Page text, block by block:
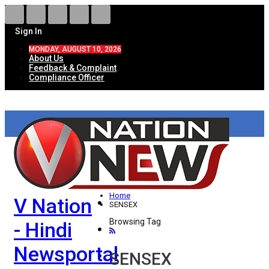
Sign In
MONDAY, AUGUST 10, 2026
About Us
Feedback & Complaint
Compliance Officer
V Nation
- Hindi
Newsportal
HOME
ताज़ा खबरें
देश
विदेश
राज्य
उत्तर प्रदेश
Home
SENSEX
Browsing Tag
SENSEX